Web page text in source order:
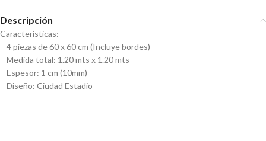
Descripción
Características:
– 4 piezas de 60 x 60 cm (Incluye bordes)
– Medida total: 1.20 mts x 1.20 mts
– Espesor: 1 cm (10mm)
– Diseño: Ciudad Estadio